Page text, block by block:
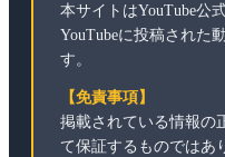
本サイトはYouTube公
YouTubeに投稿された
す。
【免責事項】
掲載されている情報の
て保証するものではあ